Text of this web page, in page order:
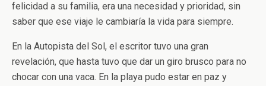
felicidad a su familia, era una necesidad y prioridad, sin
saber que ese viaje le cambiaría la vida para siempre.
En la Autopista del Sol, el escritor tuvo una gran
revelación, que hasta tuvo que dar un giro brusco para no
chocar con una vaca. En la playa pudo estar en paz y